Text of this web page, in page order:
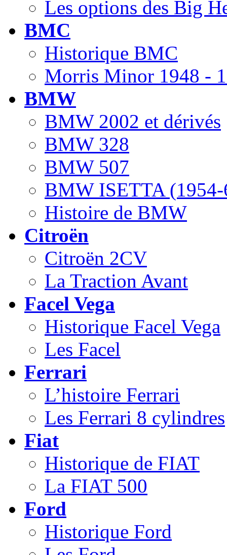
Les options des Big
BMC
Historique BMC
Morris Minor 1948 -
BMW
BMW 2002 et dérivés
BMW 328
BMW 507
BMW ISETTA
Histoire de BMW
Citroën
Citroën 2CV
La Traction Avant
Facel Vega
Historique Facel Vega
Les Facel
Ferrari
L’histoire Ferrari
Les Ferrari 8 cylindres
Fiat
Historique de FIAT
La FIAT 500
Ford
Historique Ford